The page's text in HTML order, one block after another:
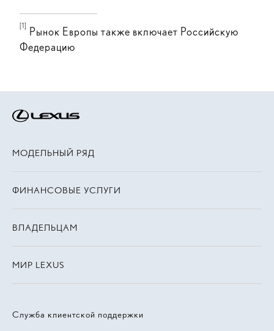
[1] Рынок Европы также включает Российскую
Федерацию
Служба клиентской поддержки
МОДЕЛЬНЫЙ РЯД
ФИНАНСОВЫЕ УСЛУГИ
ВЛАДЕЛЬЦАМ
МИР LEXUS